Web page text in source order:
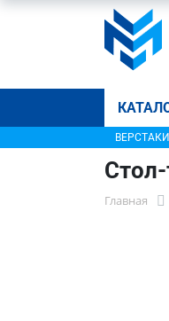
ВЕРСТАКИ
Главная